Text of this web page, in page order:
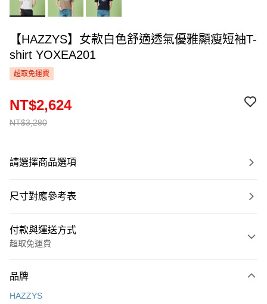
【HAZZYS】女款白色舒適透氣優雅顯瘦短袖T-
shirt YOXEA201
超取免運費
NT$3,280
NT$2,624
請選擇商品選項
尺寸對應參考表
付款與運送方式
超取免運費
信用卡一次付款
品牌
HAZZYS